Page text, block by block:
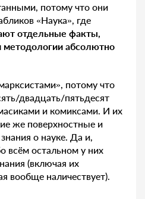
потому что они
«Наука», где
отдельные факты,
методологии абсолютно
потому что
двадцать/пятьдесят
и комиксами. И их
же поверхностные и
о науке. Да и,
всём остальном у них
(включая их
вообще наличествует).